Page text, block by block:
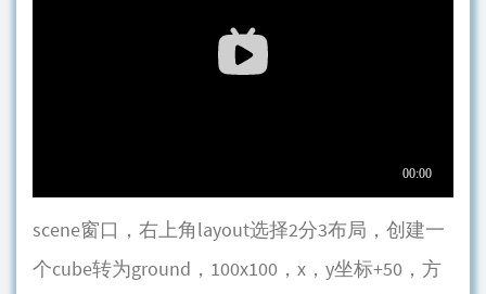
scene窗口，右上角layout选择2分3布局，创建一
个cube转为ground，100x100，x，y坐标+50，方